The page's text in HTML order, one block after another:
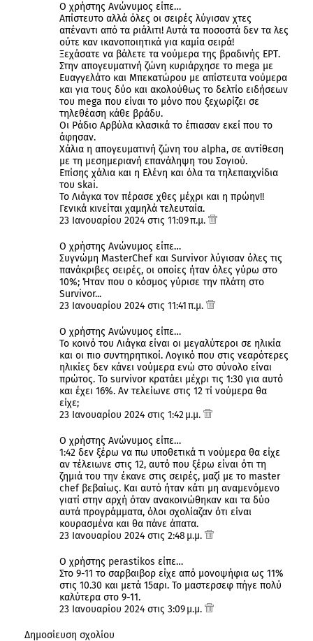
Ο χρήστης Ανώνυμος είπε…
Απίστευτο αλλά όλες οι σειρές λύγισαν χτες
απέναντι από τα ριάλιτι! Αυτά τα ποσοστά δεν τα λες
ούτε καν ικανοποιητικά για καμία σειρά!
Ξεχάσατε να βάλετε τα νούμερα της βραδινής ΕΡΤ.
Στην απογευματινή ζώνη κυριάρχησε το mega με
Ευαγγελάτο και Μπεκατώρου με απίστευτα νούμερα
και για τους δύο και ακολούθως το δελτίο ειδήσεων
του mega που είναι το μόνο που ξεχωρίζει σε
τηλεθέαση κάθε βράδυ.
Οι Ράδιο Αρβύλα κλασικά το έπιασαν εκεί που το
άφησαν.
Χάλια η απογευματινή ζώνη του alpha, σε αντίθεση
με τη μεσημεριανή επανάληψη του Σογιού.
Επίσης χάλια και η Ελένη και όλα τα τηλεπαιχνίδια
του skai.
Το Λιάγκα τον πέρασε χθες μέχρι και η πρώην!!
Γενικά κινείται χαμηλά τελευταία.
23 Ιανουαρίου 2024 στις 11:09 π.μ.
Ο χρήστης Ανώνυμος είπε…
Συγνώμη MasterChef και Survivor λύγισαν όλες τις
πανάκριβες σειρές, οι οποίες ήταν όλες γύρω στο
10%; Ήταν που ο κόσμος γύρισε την πλάτη στο
Survivor...
23 Ιανουαρίου 2024 στις 11:41 π.μ.
Ο χρήστης Ανώνυμος είπε…
Το κοινό του Λιάγκα είναι οι μεγαλύτεροι σε ηλικία
και οι πιο συντηρητικοί. Λογικό που στις νεαρότερες
ηλικίες δεν κάνει νούμερα ενώ στο σύνολο είναι
πρώτος. Το survivor κρατάει μέχρι τις 1:30 για αυτό
και έχει 16%. Αν τελείωνε στις 12 τί νούμερα θα
είχε;
23 Ιανουαρίου 2024 στις 1:42 μ.μ.
Ο χρήστης Ανώνυμος είπε…
1:42 δεν ξέρω να πω υποθετικά τι νούμερα θα είχε
αν τέλειωνε στις 12, αυτό που ξέρω είναι ότι τη
ζημιά του την έκανε στις σειρές, μαζί με το master
chef βεβαίως. Και αυτό ήταν κάτι μη αναμενόμενο
γιατί στην αρχή όταν ανακοινώθηκαν και τα δύο
αυτά προγράμματα, όλοι σχολίαζαν ότι είναι
κουρασμένα και θα πάνε άπατα.
23 Ιανουαρίου 2024 στις 2:48 μ.μ.
Ο χρήστης perastikos είπε…
Στο 9-11 το σαρβαιβορ είχε από μονοψήφια ως 11%
στις 10.30 και μετά 15αρι. Το μαστερσεφ πήγε πολύ
καλύτερα στο 9-11.
23 Ιανουαρίου 2024 στις 3:09 μ.μ.
Δημοσίευση σχολίου